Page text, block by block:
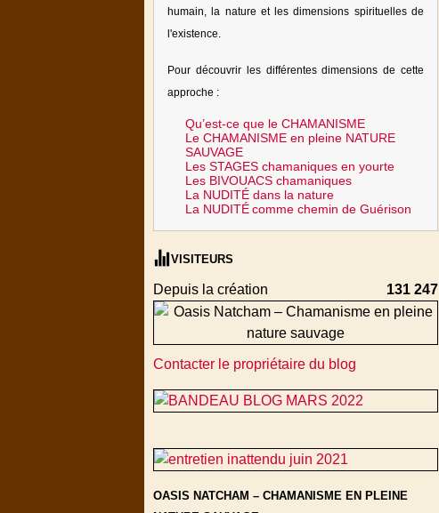
humain, la nature et les dimensions spirituelles de
l'existence.
Pour découvrir les différentes dimensions de cette
approche :
Qu’est-ce que le CHAMANISME
Le CHAMANISME en pleine NATURE
SAUVAGE
Les STAGES chamaniques en yourte
Les BIVOUACS chamaniques
La NUDITÉ dans la nature
La NUDITÉcomme chemin de Guérison
VISITEURS
Depuis la création 131 247
Contacter le propriétaire du blog
OASIS NATCHAM – CHAMANISME EN PLEINE